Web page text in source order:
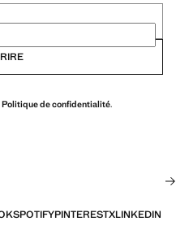
Politique de confidentialité.
SPOTIFYPINTERESTXLINKEDIN